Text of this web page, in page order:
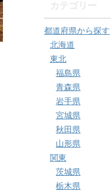
都道府県から探す
北海道
東北
福島県
青森県
岩手県
宮城県
秋田県
山形県
関東
茨城県
栃木県